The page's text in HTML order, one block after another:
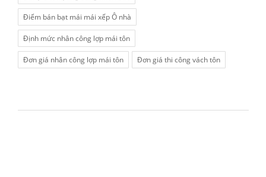
Điểm bán bạt mái mái xếp Ô nhà
Định mức nhân công lợp mái tôn
Đơn giá nhân công lợp mái tôn Đơn giá thi công vách tôn